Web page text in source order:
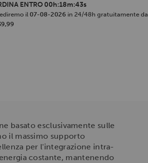
ENTRO 00h:18m:43s
il07-08-2026 in 24/48h gratuitamente da
basato esclusivamente sulle
il massimo supporto
per l'integrazione intra-
costante, mantenendo